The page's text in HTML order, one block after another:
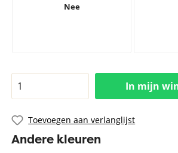
Nee
In mijn
Toevoegen aan verlanglijst
Andere kleuren